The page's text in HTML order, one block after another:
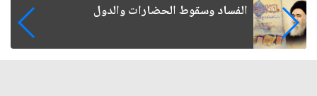
رواتب الموظفين على صفيح ساخن